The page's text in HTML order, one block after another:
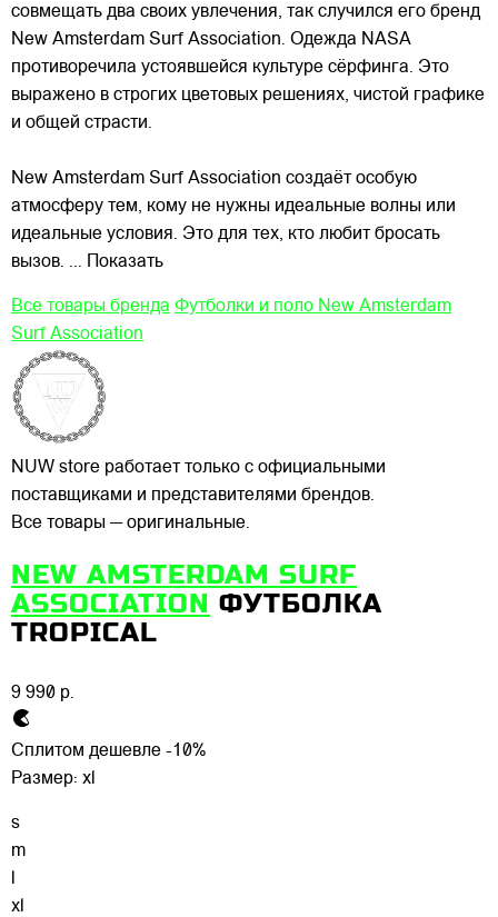
совмещать два своих увлечения, так случился его бренд
New Amsterdam Surf Association. Одежда NASA
противоречила устоявшейся культуре сёрфинга. Это
выражено в строгих цветовых решениях, чистой графике
и общей страсти.
New Amsterdam Surf Association создаёт особую
атмосферу тем, кому не нужны идеальные волны или
идеальные условия. Это для тех, кто любит бросать
вызов. ... Показать
Все товары бренда Футболки и поло New Amsterdam
Surf Association
NUW store работает только с официальными
поставщиками и представителями брендов.
Все товары — оригинальные.
NEW AMSTERDAM SURF
ASSOCIATION ФУТБОЛКА
TROPICAL
9 990 р.
Сплитом дешевле -10%
Размер: xl
s
m
xl